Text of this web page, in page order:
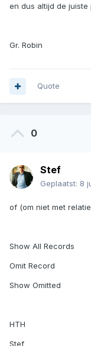
en dus altijd de juiste
Gr. Robin
Quote
0
Stef
Geplaatst: 8
of (om niet met
Show All Records
Omit Record
Show Omitted
HTH
Stef